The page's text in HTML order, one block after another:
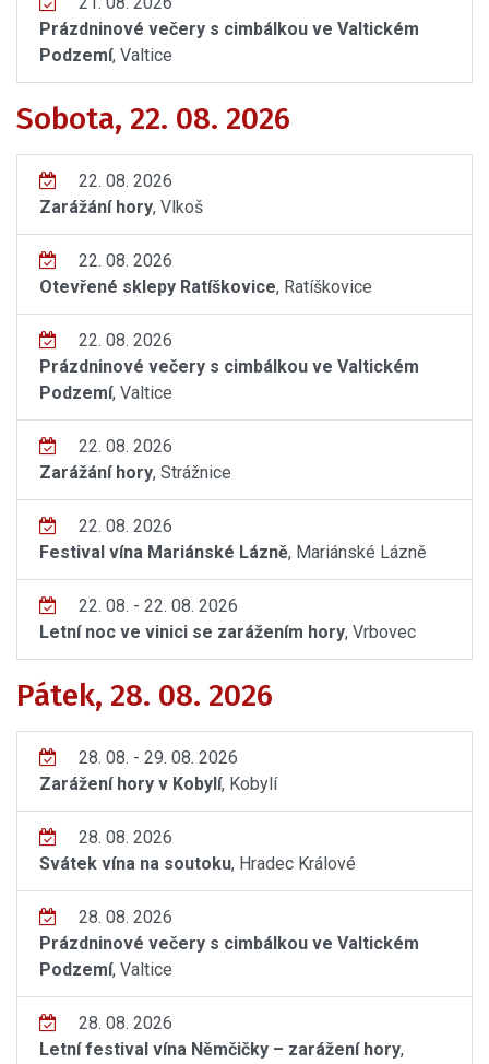
Prázdninové večery s cimbálkou ve Valtickém
Podzemí, Valtice
Sobota, 22. 08. 2026
22. 08. 2026
Zarážání hory, Vlkoš
22. 08. 2026
Otevřené sklepy Ratíškovice, Ratíškovice
22. 08. 2026
Prázdninové večery s cimbálkou ve Valtickém
Podzemí, Valtice
22. 08. 2026
Zarážání hory, Strážnice
22. 08. 2026
Festival vína Mariánské Lázně, Mariánské Lázně
22. 08. - 22. 08. 2026
Letní noc ve vinici se zarážením hory, Vrbovec
Pátek, 28. 08. 2026
28. 08. - 29. 08. 2026
Zarážení hory v Kobylí, Kobylí
28. 08. 2026
Svátek vína na soutoku, Hradec Králové
28. 08. 2026
Prázdninové večery s cimbálkou ve Valtickém
Podzemí, Valtice
28. 08. 2026
Letní festival vína Němčičky – zarážení hory,